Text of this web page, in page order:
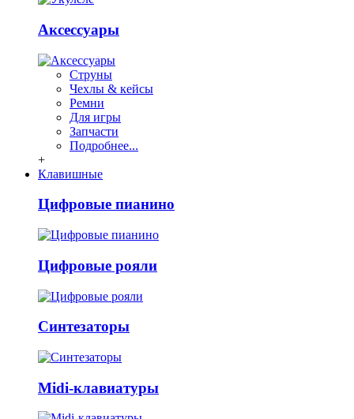
Аксессуары
Струны
Чехлы & кейсы
Ремни
Для игры
Запчасти
Подробнее...
+
Клавишные
Цифровые пианино
Цифровые рояли
Синтезаторы
Midi-клавиатуры